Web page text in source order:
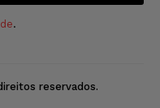
.
reservados.